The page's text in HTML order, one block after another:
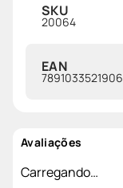
SKU
20064
EAN
7891033521906
Avaliações
Carregando…